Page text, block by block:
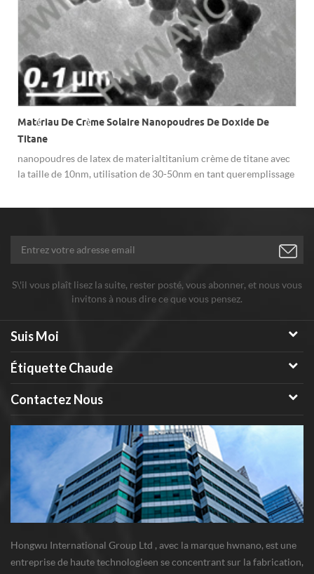
Matériau De Crème Solaire Nanopoudres De Doxide De
Titane
nanopoudres de latex de materialtitanium crème de titane avec
la taille de 10nm, utilisation de 30-50nm en tant queremplissage
S\'il vous plaît lisez la suite, rester posté, vous abonner, et nous vous
invitons à nous dire ce que vous pensez.
Suis Moi
Étiquette Chaude
Contactez Nous
Hongwu International Group Ltd , avec la marque hwnano, est une
entreprise de haute technologieen se concentrant sur la fabrication,